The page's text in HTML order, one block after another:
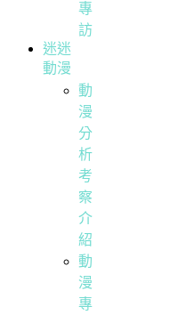
專
訪
迷迷
動漫
動
漫
分
析
考
察
介
紹
動
漫
專